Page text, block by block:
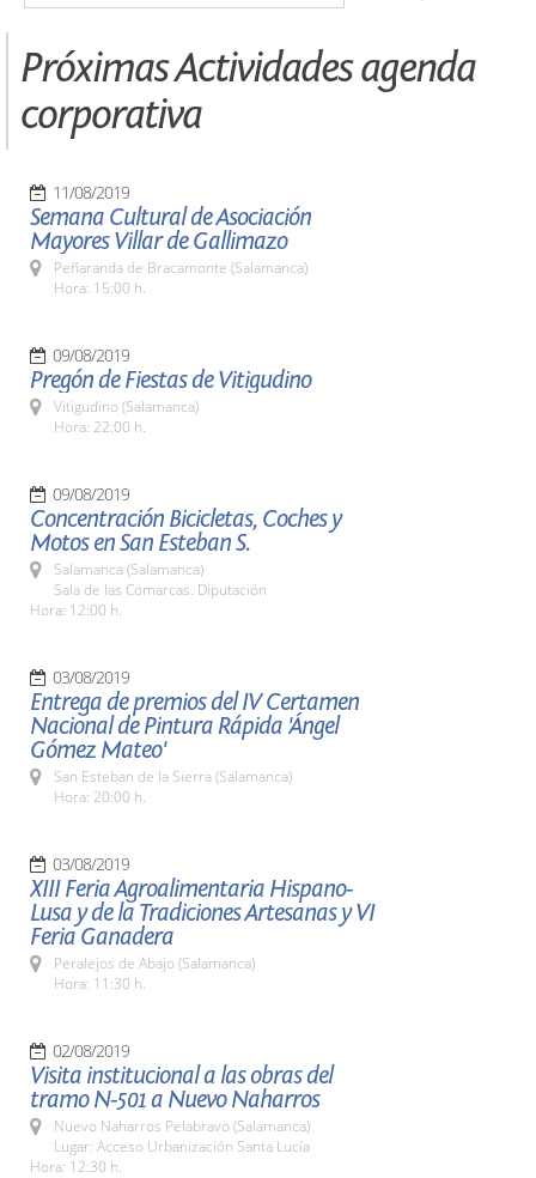
Próximas Actividades agenda
corporativa
11/08/2019
Semana Cultural de Asociación
Mayores Villar de Gallimazo
Peñaranda de Bracamonte (Salamanca)
Hora: 15:00 h.
09/08/2019
Pregón de Fiestas de Vitigudino
Vitigudino (Salamanca)
Hora: 22:00 h.
09/08/2019
Concentración Bicicletas, Coches y
Motos en San Esteban S.
Salamanca (Salamanca)
Sala de las Comarcas. Diputación
Hora: 12:00 h.
03/08/2019
Entrega de premios del IV Certamen
Nacional de Pintura Rápida 'Ángel
Gómez Mateo'
San Esteban de la Sierra (Salamanca)
Hora: 20:00 h.
03/08/2019
XIII Feria Agroalimentaria Hispano-
Lusa y de la Tradiciones Artesanas y VI
Feria Ganadera
Peralejos de Abajo (Salamanca)
Hora: 11:30 h.
02/08/2019
Visita institucional a las obras del
tramo N-501 a Nuevo Naharros
Nuevo Naharros Pelabravo (Salamanca)
Lugar: Acceso Urbanización Santa Lucía
Hora: 12:30 h.